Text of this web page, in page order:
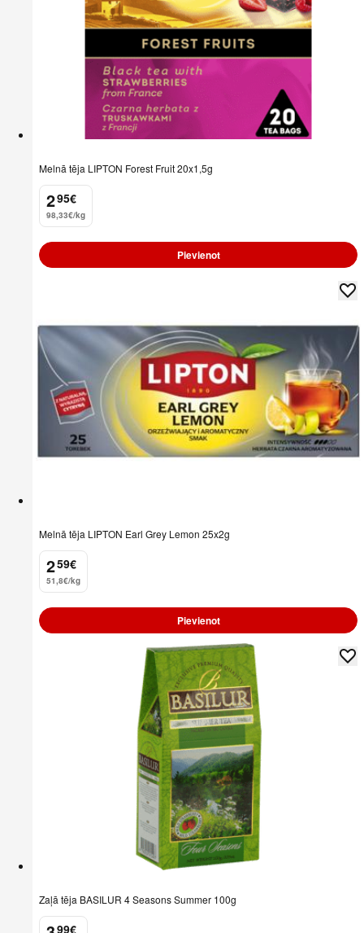
Melnā tēja LIPTON Forest Fruit 20x1,5g
2
. 95€
98,33€/kg
Pievienot
Melnā tēja LIPTON Earl Grey Lemon 25x2g
2
. 59€
51,8€/kg
Pievienot
Zaļā tēja BASILUR 4 Seasons Summer 100g
99€